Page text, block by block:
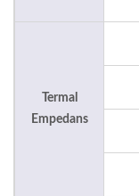
Termal
Empedans